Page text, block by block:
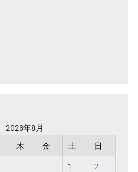
2026年8月
木 金 土 日
1 2